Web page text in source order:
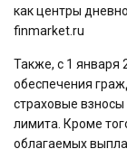
как центры
finmarket.ru
Также, с 1 января
обеспечения
страховые
лимита. Кроме
облагаемых